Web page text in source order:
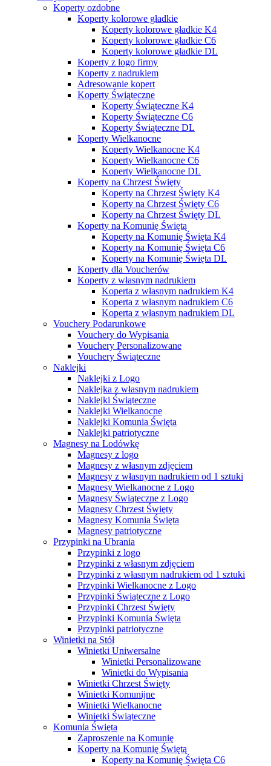
Koperty ozdobne
Koperty kolorowe gładkie
Koperty kolorowe gładkie K4
Koperty kolorowe gładkie C6
Koperty kolorowe gładkie DL
Koperty z logo firmy
Koperty z nadrukiem
Adresowanie kopert
Koperty Świąteczne
Koperty Świąteczne K4
Koperty Świąteczne C6
Koperty Świąteczne DL
Koperty Wielkanocne
Koperty Wielkanocne K4
Koperty Wielkanocne C6
Koperty Wielkanocne DL
Koperty na Chrzest Święty
Koperty na Chrzest Święty K4
Koperty na Chrzest Święty C6
Koperty na Chrzest Święty DL
Koperty na Komunię Świętą
Koperty na Komunię Święta K4
Koperty na Komunię Święta C6
Koperty na Komunię Święta DL
Koperty dla Voucherów
Koperty z własnym nadrukiem
Koperta z własnym nadrukiem K4
Koperta z własnym nadrukiem C6
Koperta z własnym nadrukiem DL
Vouchery Podarunkowe
Vouchery do Wypisania
Vouchery Personalizowane
Vouchery Świąteczne
Naklejki
Naklejki z Logo
Naklejka z własnym nadrukiem
Naklejki Świąteczne
Naklejki Wielkanocne
Naklejki Komunia Święta
Naklejki patriotyczne
Magnesy na Lodówkę
Magnesy z logo
Magnesy z własnym zdjęciem
Magnesy z własnym nadrukiem od 1 sztuki
Magnesy Wielkanocne z Logo
Magnesy Świąteczne z Logo
Magnesy Chrzest Święty
Magnesy Komunia Święta
Magnesy patriotyczne
Przypinki na Ubrania
Przypinki z logo
Przypinki z własnym zdjęciem
Przypinki z własnym nadrukiem od 1 sztuki
Przypinki Wielkanocne z Logo
Przypinki Świąteczne z Logo
Przypinki Chrzest Święty
Przypinki Komunia Święta
Przypinki patriotyczne
Winietki na Stół
Winietki Uniwersalne
Winietki Personalizowane
Winietki do Wypisania
Winietki Chrzest Święty
Winietki Komunijne
Winietki Wielkanocne
Winietki Świąteczne
Komunia Święta
Zaproszenie na Komunię
Koperty na Komunię Świętą
Koperty na Komunię Święta C6